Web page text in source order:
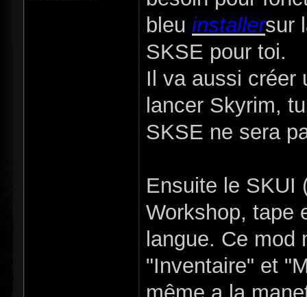
bleu installersur
SKSE pour toi.
Il va aussi créer
lancer Skyrim,
SKSE ne sera
Ensuite le SKUI
Workshop, tape
langue. Ce
"Inventaire" et